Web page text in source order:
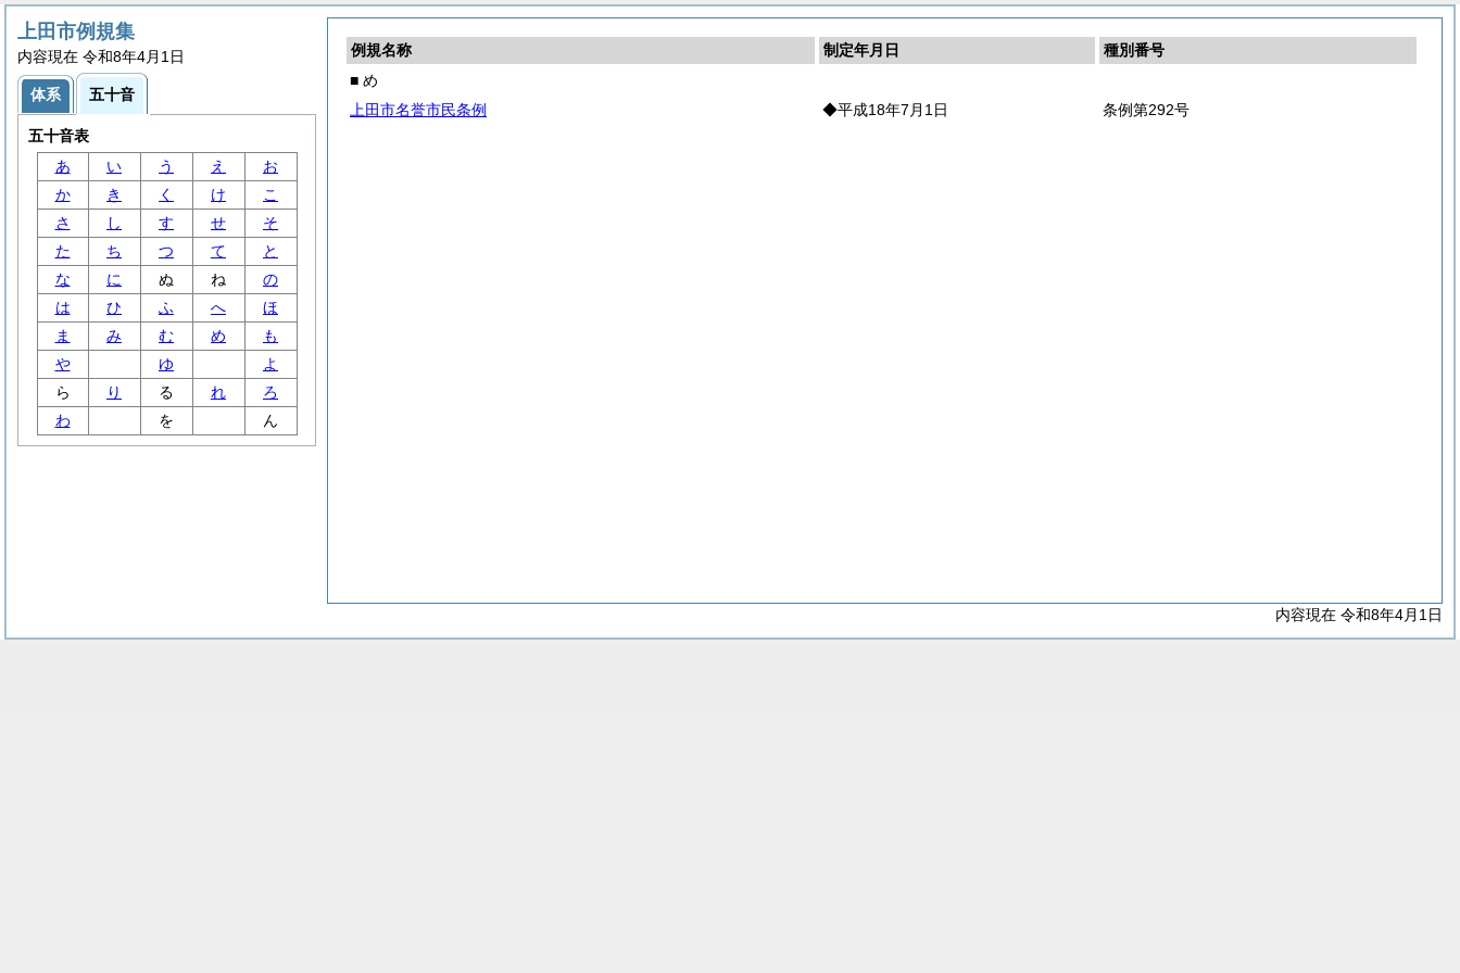
例規名称 制定年月日
種別番号
■ め
上田市名誉市民条例
◆平成18年7月1日 条例第292号
内容現在 令和8年4月1日
上田市例規集
内容現在 令和8年4月1日
体系 五十音
五十音表
あ
い う え
お
か
き く け
こ
さ
し す せ
そ
た
ち つ て
と
な
に ぬ ね
の
は
ひ ふ へ
ほ
ま
み む め
も
や
ゆ
よ
ら
り る れ
ろ
わ
を ん